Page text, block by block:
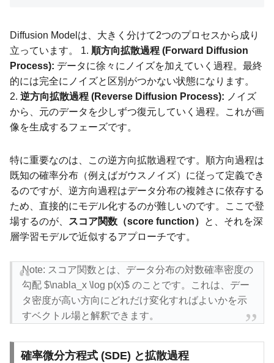
Diffusion Modelは、大きく分けて2つのプロセスから成り
立っています。 1. 順方向拡散過程 (Forward Diffusion
Process): データに徐々にノイズを加えていく過程。最終
的には完全にノイズと区別がつかない状態になります。
2. 逆方向拡散過程 (Reverse Diffusion Process): ノイズ
から、元のデータを少しずつ復元していく過程。これが画
像を生成するフェーズです。
特に重要なのは、この逆方向拡散過程です。順方向過程は
既知の確率分布（例えばガウスノイズ）に従って定義でき
るのですが、逆方向過程はデータ分布の複雑さに依存する
ため、直接的にモデル化するのが難しいのです。ここで登
場するのが、
スコア関数（score function）
と、それを深
層学習モデルで近似するアプローチです。
Note: スコア関数とは、データ分布の対数確率密度の
勾配 $\nabla_x \log p(x)$ のことです。これは、デー
タ密度が高い方向にどれだけ変化すればよいかを示
すベクトル場と解釈できます。
確率微分方程式 (SDE) と拡散過程